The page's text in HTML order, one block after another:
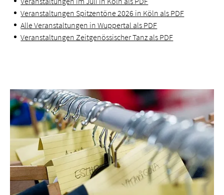
Veranstaltungen Spitzentöne 2026 in Köln als PDF
Alle Veranstaltungen in Wuppertal als PDF
Veranstaltungen Zeitgenössischer Tanz als PDF